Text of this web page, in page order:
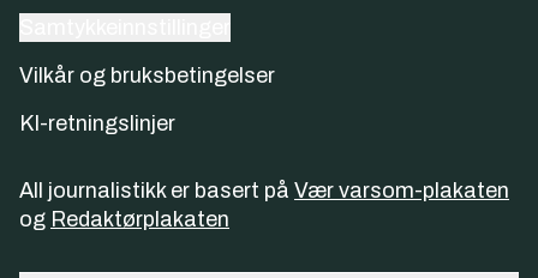
Vilkår og bruksbetingelser
KI-retningslinjer
All journalistikk er basert på Vær varsom-plakaten
og Redaktørplakaten